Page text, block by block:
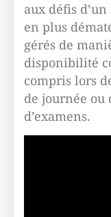
aux défis
en plus
gérés de
disponibilité
compris lors
de journée ou
d’examens.